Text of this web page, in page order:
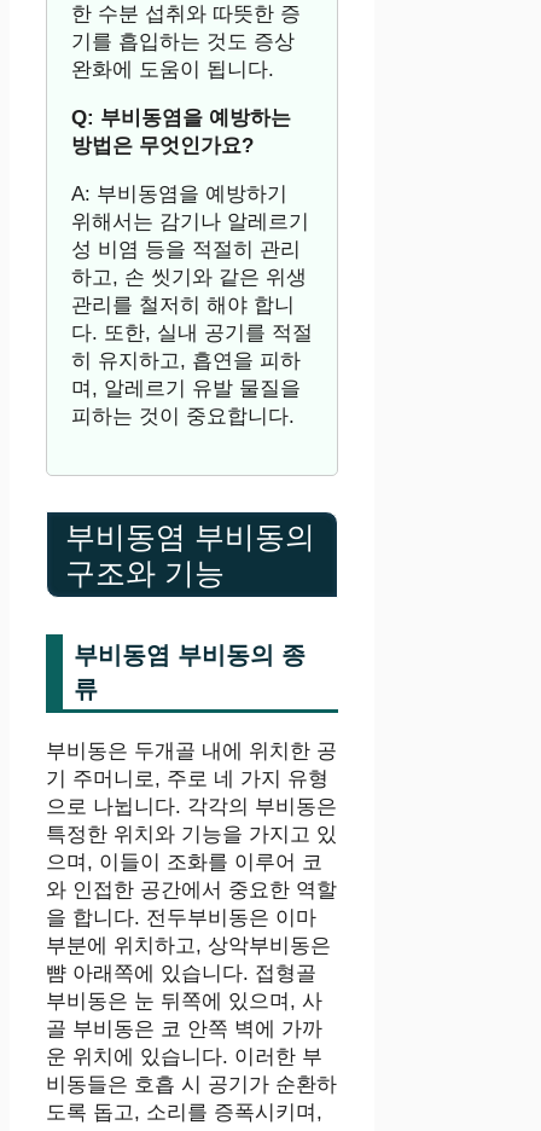
한 수분 섭취와 따뜻한 증
기를 흡입하는 것도 증상
완화에 도움이 됩니다.
Q: 부비동염을 예방하는
방법은 무엇인가요?
A: 부비동염을 예방하기
위해서는 감기나 알레르기
성 비염 등을 적절히 관리
하고, 손 씻기와 같은 위생
관리를 철저히 해야 합니
다. 또한, 실내 공기를 적절
히 유지하고, 흡연을 피하
며, 알레르기 유발 물질을
피하는 것이 중요합니다.
부비동염 부비동의
구조와 기능
부비동염 부비동의 종
류
부비동은 두개골 내에 위치한 공
기 주머니로, 주로 네 가지 유형
으로 나뉩니다. 각각의 부비동은
특정한 위치와 기능을 가지고 있
으며, 이들이 조화를 이루어 코
와 인접한 공간에서 중요한 역할
을 합니다. 전두부비동은 이마
부분에 위치하고, 상악부비동은
뺨 아래쪽에 있습니다. 접형골
부비동은 눈 뒤쪽에 있으며, 사
골 부비동은 코 안쪽 벽에 가까
운 위치에 있습니다. 이러한 부
비동들은 호흡 시 공기가 순환하
도록 돕고, 소리를 증폭시키며,